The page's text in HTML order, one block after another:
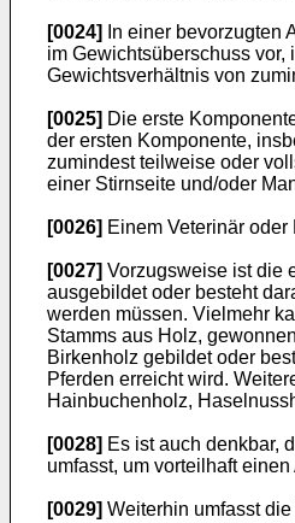
[0024]
In einer bevorzugten
im Gewichtsüberschuss
Gewichtsverhältnis von
[0025] Die erste
der ersten Komponente,
zumindest teilweise oder
einer Stirnseite und/oder
[0026] Einem Veterinär
[0027] Vorzugsweise ist die
ausgebildet oder besteht
werden müssen. Vielmehr
Stamms aus Holz,
Birkenholz gebildet oder
Pferden erreicht wird.
Hainbuchenholz,
[0028] Es ist auch denkbar,
umfasst, um vorteilhaft
[0029] Weiterhin umfasst